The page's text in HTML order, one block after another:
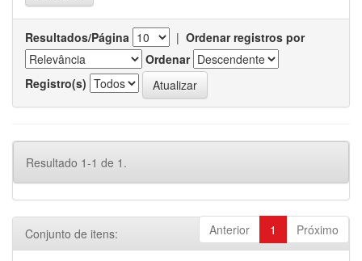
Resultados/Página | Ordenar registros por
Ordenar
Registro(s)
Resultado 1-1 de 1.
Anterior 1 Próximo
Conjunto de itens: